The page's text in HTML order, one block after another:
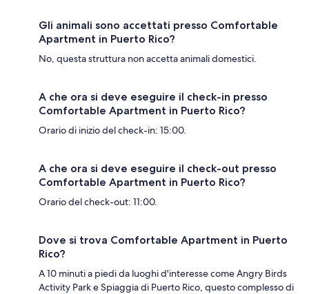
Gli animali sono accettati presso Comfortable
Apartment in Puerto Rico?
No, questa struttura non accetta animali domestici.
A che ora si deve eseguire il check-in presso
Comfortable Apartment in Puerto Rico?
Orario di inizio del check-in: 15:00.
A che ora si deve eseguire il check-out presso
Comfortable Apartment in Puerto Rico?
Orario del check-out: 11:00.
Dove si trova Comfortable Apartment in Puerto
Rico?
A 10 minuti a piedi da luoghi d'interesse come Angry Birds
Activity Park e Spiaggia di Puerto Rico, questo complesso di